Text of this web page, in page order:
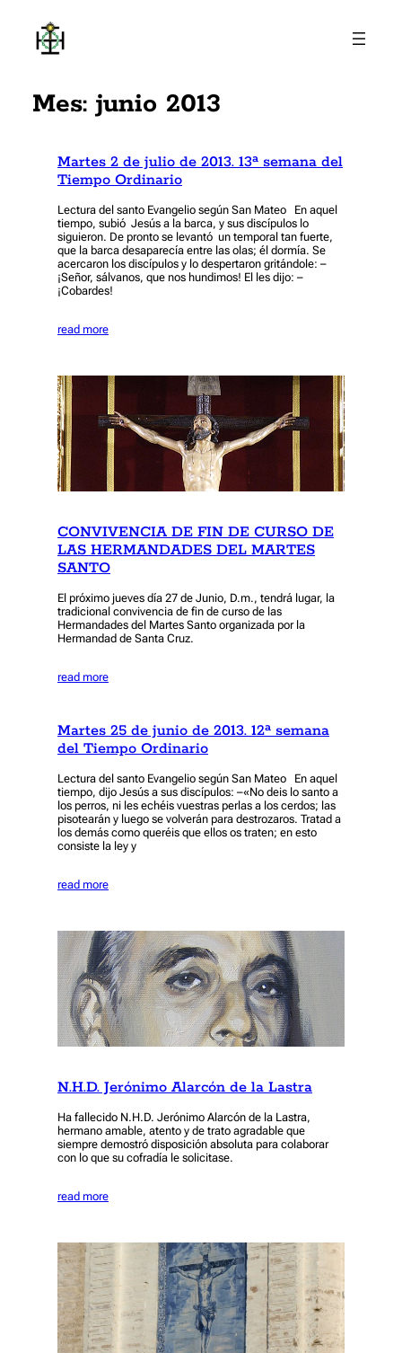
contenido
Mes:junio 2013
Martes 2 de julio de 2013. 13ª semana del
Tiempo Ordinario
Lectura del santo Evangelio según San Mateo En aquel
tiempo, subió Jesús a la barca, y sus discípulos lo
siguieron. De pronto se levantó un temporal tan fuerte,
que la barca desaparecía entre las olas; él dormía. Se
acercaron los discípulos y lo despertaron gritándole: –
¡Señor, sálvanos, que nos hundimos! El les dijo: –
¡Cobardes!
read more
CONVIVENCIA DE FIN DE CURSO DE
LAS HERMANDADES DEL MARTES
SANTO
El próximo jueves día 27 de Junio, D.m., tendrá lugar, la
tradicional convivencia de fin de curso de las
Hermandades del Martes Santo organizada por la
Hermandad de Santa Cruz.
read more
Martes 25 de junio de 2013. 12ª semana
del Tiempo Ordinario
Lectura del santo Evangelio según San Mateo En aquel
tiempo, dijo Jesús a sus discípulos: –«No deis lo santo a
los perros, ni les echéis vuestras perlas a los cerdos; las
pisotearán y luego se volverán para destrozaros. Tratad a
los demás como queréis que ellos os traten; en esto
consiste la ley y
read more
N.H.D. Jerónimo Alarcón de la Lastra
Ha fallecido N.H.D. Jerónimo Alarcón de la Lastra,
hermano amable, atento y de trato agradable que
siempre demostró disposición absoluta para colaborar
con lo que su cofradía le solicitase.
read more